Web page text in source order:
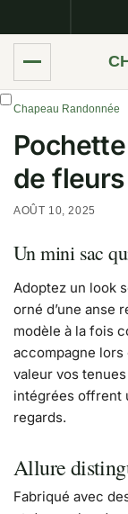
Chapeau Randonnée
de fleurs
AOÛT 10, 2025
Un mini sac
Adoptez un look
orné d’une anse
modèle à la fois
accompagne
valeur vos
intégrées offrent
regards.
Allure
Fabriqué avec